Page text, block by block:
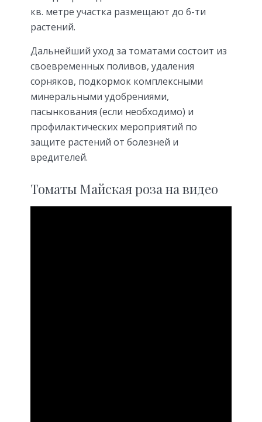
кв. метре участка размещают до 6-ти
растений.
Дальнейший уход за томатами состоит из
своевременных поливов, удаления
сорняков, подкормок комплексными
минеральными удобрениями,
пасынкования (если необходимо) и
профилактических мероприятий по
защите растений от болезней и
вредителей.
Томаты Майская роза на видео